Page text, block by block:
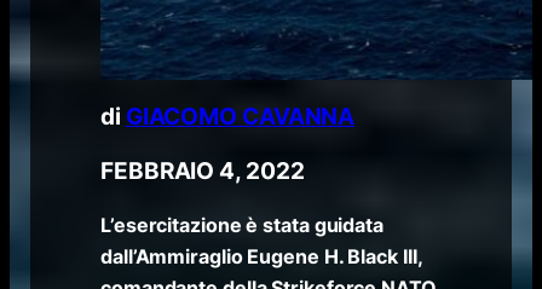
di GIACOMO CAVANNA
FEBBRAIO 4, 2022
L’esercitazione è stata guidata
dall’Ammiraglio Eugene H. Black III,